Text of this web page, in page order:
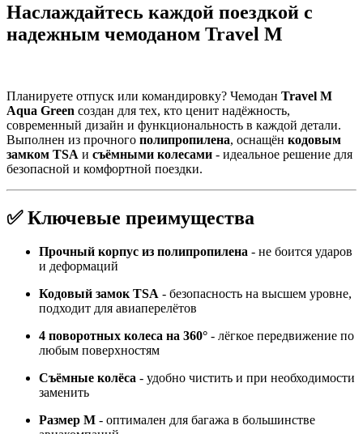
Наслаждайтесь каждой поездкой с
надежным чемоданом Travel M
Планируете отпуск или командировку? Чемодан Travel M
Aqua Green создан для тех, кто ценит надёжность,
современный дизайн и функциональность в каждой детали.
Выполнен из прочного полипропилена, оснащён кодовым
замком TSA и съёмными колесами - идеальное решение для
безопасной и комфортной поездки.
✅ Ключевые преимущества
Прочный корпус из полипропилена - не боится ударов
и деформаций
Кодовый замок TSA - безопасность на высшем уровне,
подходит для авиаперелётов
4 поворотных колеса на 360° - лёгкое передвижение по
любым поверхностям
Съёмные колёса - удобно чистить и при необходимости
заменить
Размер M - оптимален для багажа в большинстве